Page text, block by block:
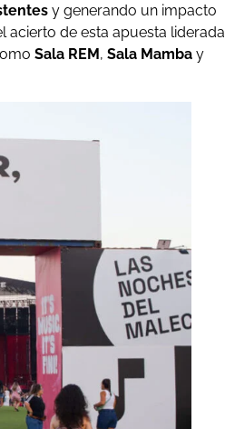
y generando un impacto
acierto de esta apuesta liderada
Sala REM, Sala Mamba y